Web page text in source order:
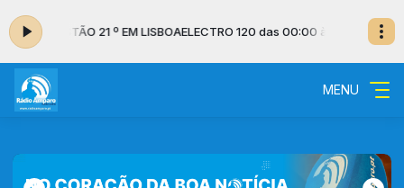
- ESTÃO 21 º EM LISBOAELECTRO 120 das 00:00 às 00:59 - ESTÃO
MENU